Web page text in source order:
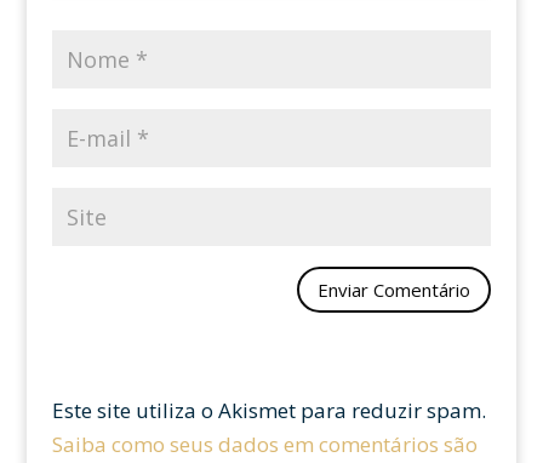
Este site utiliza o Akismet para reduzir spam.
Saiba como seus dados em comentários são